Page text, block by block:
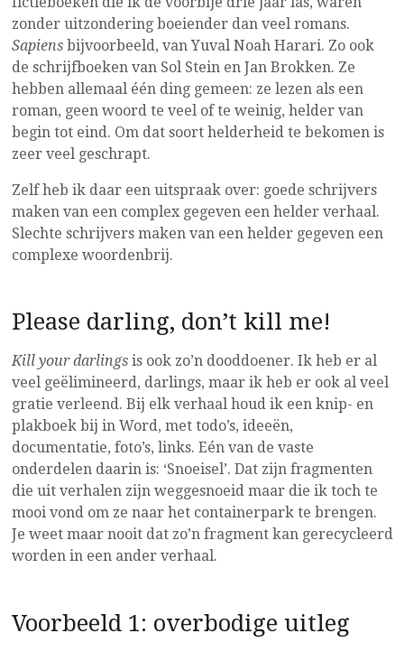
zonder uitzondering boeiender dan veel romans.
Sapiensbijvoorbeeld, van Yuval Noah Harari. Zo ook
de schrijfboeken van Sol Stein en Jan Brokken. Ze
hebben allemaal één ding gemeen: ze lezen als een
roman, geen woord te veel of te weinig, helder van
begin tot eind. Om dat soort helderheid te bekomen is
zeer veel geschrapt.
Zelf heb ik daar een uitspraak over: goede schrijvers
maken van een complex gegeven een helder verhaal.
Slechte schrijvers maken van een helder gegeven een
complexe woordenbrij.
Please darling, don’t kill me!
Kill your darlingsis ook zo’n dooddoener. Ik heb er al
veel geëlimineerd, darlings, maar ik heb er ook al veel
gratie verleend. Bij elk verhaal houd ik een knip- en
plakboek bij in Word, met todo’s, ideeën,
documentatie, foto’s, links. Eén van de vaste
onderdelen daarin is: ‘Snoeisel’. Dat zijn fragmenten
die uit verhalen zijn weggesnoeid maar die ik toch te
mooi vond om ze naar het containerpark te brengen.
Je weet maar nooit dat zo’n fragment kan gerecycleerd
worden in een ander verhaal.
Voorbeeld 1: overbodige uitleg